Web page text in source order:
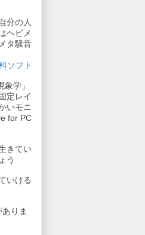
分の人
ヘビメ
タ騒音
ソフト
学」
定レイ
いモニ
for PC
きてい
う
いける
りま